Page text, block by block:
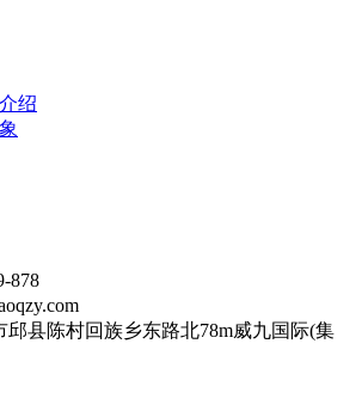
绍
878
县陈村回族乡东路北78m威九国际(集